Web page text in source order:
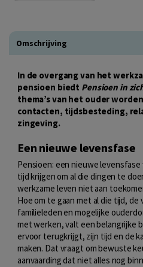
Omschrijving
In de overgang van het
pensioen biedt Pensioen in
thema’s van het ouder
contacten, tijdsbesteding,
zingeving.
Een nieuwe levensfase
Pensioen: een nieuwe
tijd krijgen om al die dingen te
werkzame leven niet aan
Hoe om te gaan met al die tijd, de
familieleden en mogelijke
met werken, valt een belangrijke
ervoor terugkrijgt, zijn tijd en de
maken. Dat vraagt om bewuste
aanvaarding dat niet alles nog